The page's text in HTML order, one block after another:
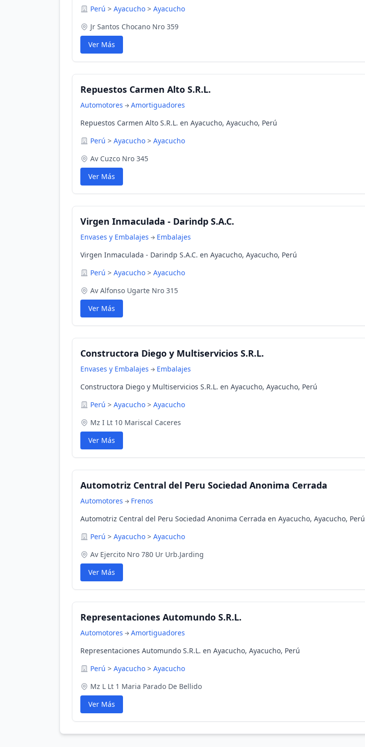
Perú > Ayacucho > Ayacucho
Jr Santos Chocano Nro 359
Ver Más
Repuestos Carmen Alto S.R.L.
Automotores
Amortiguadores
Repuestos Carmen Alto S.R.L. en Ayacucho, Ayacucho, Perú
Perú > Ayacucho > Ayacucho
Av Cuzco Nro 345
Ver Más
Virgen Inmaculada - Darindp S.A.C.
Envases y Embalajes
Embalajes
Virgen Inmaculada - Darindp S.A.C. en Ayacucho, Ayacucho, Perú
Perú > Ayacucho > Ayacucho
Av Alfonso Ugarte Nro 315
Ver Más
Constructora Diego y Multiservicios S.R.L.
Envases y Embalajes
Embalajes
Constructora Diego y Multiservicios S.R.L. en Ayacucho, Ayacucho, Perú
Perú > Ayacucho > Ayacucho
Mz I Lt 10 Mariscal Caceres
Ver Más
Automotriz Central del Peru Sociedad Anonima Cerrada
Automotores
Frenos
Automotriz Central del Peru Sociedad Anonima Cerrada en Ayacucho, Ayacucho, Perú
Perú > Ayacucho > Ayacucho
Av Ejercito Nro 780 Ur Urb.Jarding
Ver Más
Representaciones Automundo S.R.L.
Automotores
Amortiguadores
Representaciones Automundo S.R.L. en Ayacucho, Ayacucho, Perú
Perú > Ayacucho > Ayacucho
Mz L Lt 1 Maria Parado De Bellido
Ver Más